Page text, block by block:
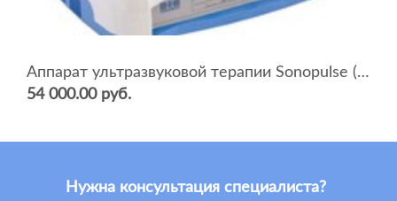
Аппарат ультразвуковой терапии Sonopulse (мультичастотный 1 и 3 Мгц)
54 000.00 руб.
Нужна консультация специалиста?